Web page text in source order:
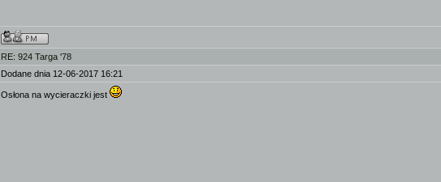
RE: 924 Targa '78
Dodane dnia 12-06-2017 16:21
Osłona na wycieraczki jest